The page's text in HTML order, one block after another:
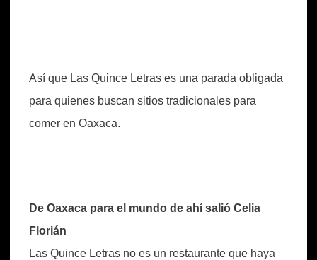
Así que Las Quince Letras es una parada obligada
para quienes buscan sitios tradicionales para
comer en Oaxaca.
De Oaxaca para el mundo de ahí salió Celia
Florián
Las Quince Letras no es un restaurante que haya